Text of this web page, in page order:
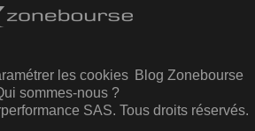
les cookies Blog Zonebourse
sommes-nous ?
SAS. Tous droits réservés.